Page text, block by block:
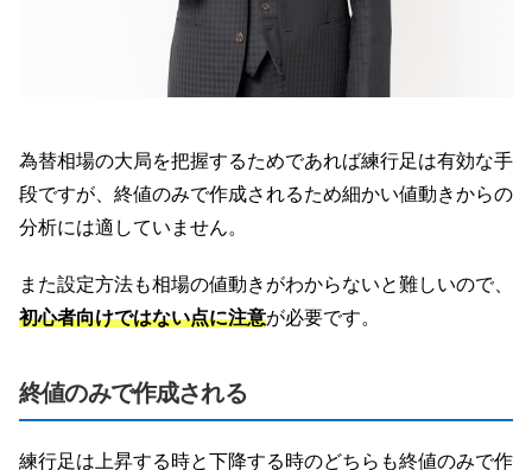
為替相場の大局を把握するためであれば練行足は有効な手
段ですが、終値のみで作成されるため細かい値動きからの
分析には適していません。
また設定方法も相場の値動きがわからないと難しいので、
初心者向けではない点に注意が必要です。
終値のみで作成される
練行足は上昇する時と下降する時のどちらも終値のみで作